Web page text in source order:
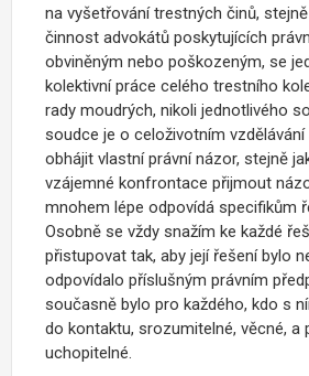
na vyšetřování trestných činů,
činnost advokátů poskytujících
obviněným nebo poškozeným, se
kolektivní práce celého trestního
rady moudrých, nikoli jednotlivého
soudce je o celoživotním
obhájit vlastní právní názor, stejně
vzájemné konfrontace přijmout
mnohem lépe odpovídá specifikům
Osobně se vždy snažím ke každé
přistupovat tak, aby její řešení bylo
odpovídalo příslušným právním
současně bylo pro každého, kdo s
do kontaktu, srozumitelné, věcné, a
uchopitelné.